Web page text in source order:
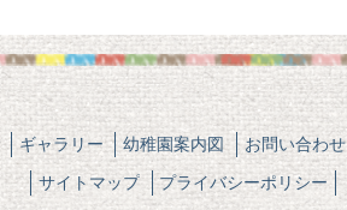
ギャラリー 幼稚園案内図 お問い合わせ
サイトマップ
プライバシーポリシー